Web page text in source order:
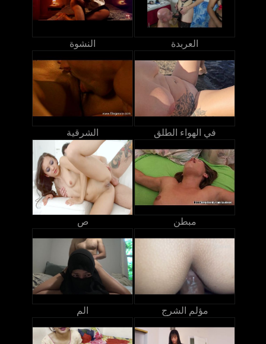
النشوة العربدة
الشرقية في الهواء الطلق
ص مبطن
الم مؤلم الشرج